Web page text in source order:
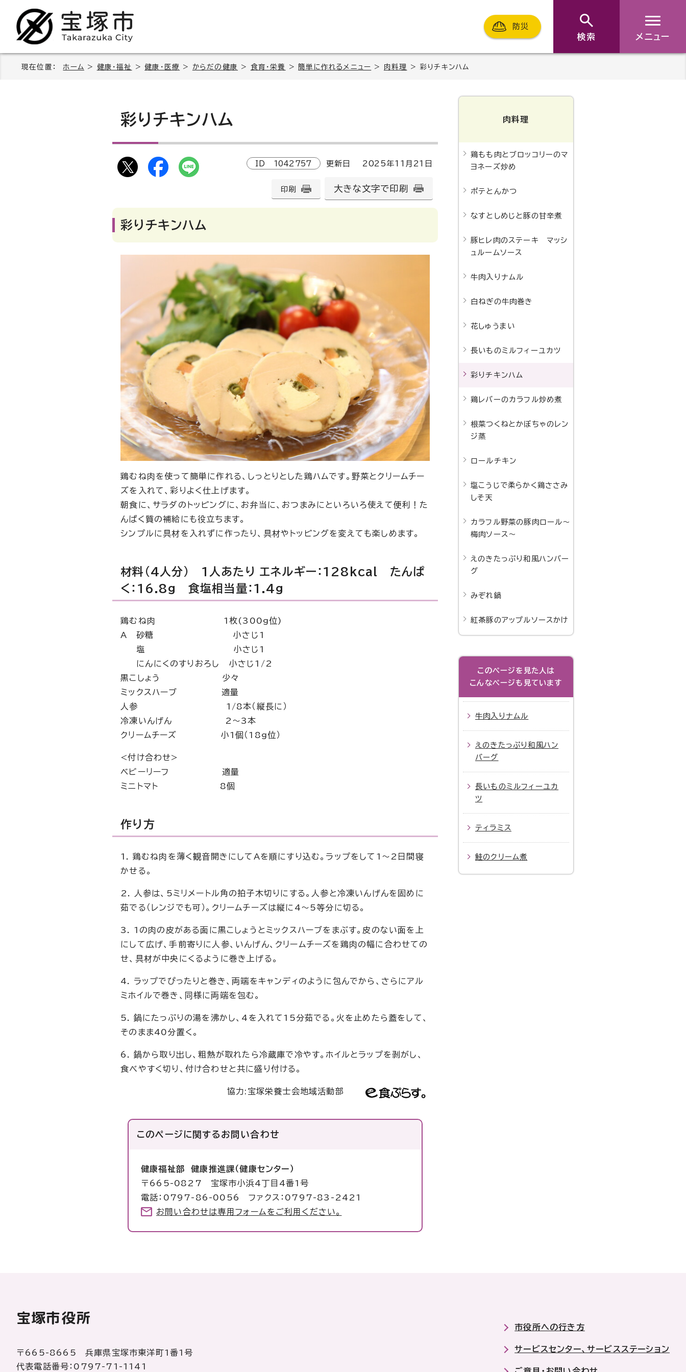
防災
検索 メニュー
現在位置： ホーム > 健康・福祉 >健康・医療 > からだの健康 > 食育・栄養 >簡単に作れるメニュー > 肉料理 > 彩りチキンハム
彩りチキンハム
ID 1042757 更新日 2025年11 月 21 日
印刷 大きな文字で印刷
彩りチキンハム
鶏むね肉を使って簡単に作れる、しっとりとした鶏ハムです。野菜とクリームチー
ズを入れて、彩りよく仕上げます。
朝食に、サラダのトッピングに、お弁当に、おつまみにといろいろ使えて便利！た
んぱく質の補給にも役立ちます。
シンプルに具材を入れずに作ったり、具材やトッピングを変えても楽しめます。
材料(4人分) 1人あたり エネルギー：128kcal たんぱ
く：16.8g 食塩相当量：1.4g
鶏むね肉 1枚(300g位)
A 砂糖 小さじ1
塩 小さじ1
にんにくのすりおろし 小さじ1/2
黒こしょう 少々
ミックスハーブ 適量
人参 1/8本（縦長に）
冷凍いんげん 2～3本
クリームチーズ 小1個（18g位）
<付け合わせ>
ベビーリーフ 適量
ミニトマト 8個
作り方
1. 鶏むね肉を薄く観音開きにしてAを順にすり込む。ラップをして1～2日間寝
かせる。
2. 人参は、5ミリメートル角の拍子木切りにする。人参と冷凍いんげんを固めに
茹でる（レンジでも可）。クリームチーズは縦に4～5等分に切る。
3. 1の肉の皮がある面に黒こしょうとミックスハーブをまぶす。皮のない面を上
にして広げ、手前寄りに人参、いんげん、クリームチーズを鶏肉の幅に合わせての
せ、具材が中央にくるように巻き上げる。
4. ラップでぴったりと巻き、両端をキャンディのように包んでから、さらにアル
ミホイルで巻き、同様に両端を包む。
5. 鍋にたっぷりの湯を沸かし、4を入れて15分茹でる。火を止めたら蓋をして、
そのまま40分置く。
6. 鍋から取り出し、粗熱が取れたら冷蔵庫で冷やす。ホイルとラップを剥がし、
食べやすく切り、付け合わせと共に盛り付ける。
協力:宝塚栄養士会地域活動部
このページに関する お問い合わせ
健康福祉部 健康推進課（健康センター）
〒665-0827 宝塚市小浜4丁目4番1号
電話：0797-86-0056 ファクス：0797-83-2421
お問い合わせは専用フォームをご利用ください。
肉料理
鶏もも肉とブロッコリーのマ
ヨネーズ炒め
ポテとんかつ
なすとしめじと豚の甘辛煮
豚ヒレ肉のステーキ マッシ
ュルームソース
牛肉入りナムル
白ねぎの牛肉巻き
花しゅうまい
長いものミルフィーユカツ
彩りチキンハム
鶏レバーのカラフル炒め煮
根菜つくねとかぼちゃのレン
ジ蒸
ロールチキン
塩こうじで柔らかく鶏ささみ
しそ天
カラフル野菜の豚肉ロール～
梅肉ソース～
えのきたっぷり和風ハンバー
グ
みぞれ鍋
紅茶豚のアップルソースかけ
このページを見た人は
こんなページも見ています
牛肉入りナムル
えのきたっぷり和風ハン
バーグ
長いものミルフィーユカ
ツ
ティラミス
鮭のクリーム煮
宝塚市役所
〒665-8665 兵庫県宝塚市東洋町1番1号
代表電話番号：0797-71-1141
市役所への行き方
サービスセンター、サービスステーション